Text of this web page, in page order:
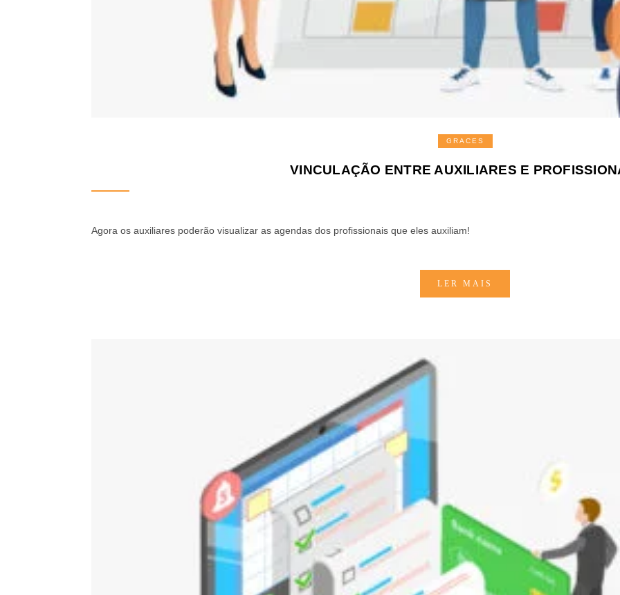
GRACES
VINCULAÇÃO ENTRE AUXILIARES E
Agora os auxiliares poderão visualizar as agendas dos profissionais que eles auxiliam!
LER MAIS